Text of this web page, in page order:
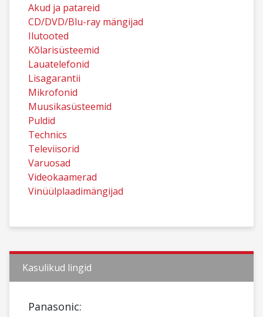
Akud ja patareid
CD/DVD/Blu-ray mängijad
Ilutooted
Kõlarisüsteemid
Lauatelefonid
Lisagarantii
Mikrofonid
Muusikasüsteemid
Puldid
Technics
Televiisorid
Varuosad
Videokaamerad
Vinüülplaadimängijad
Kasulikud lingid
Panasonic: